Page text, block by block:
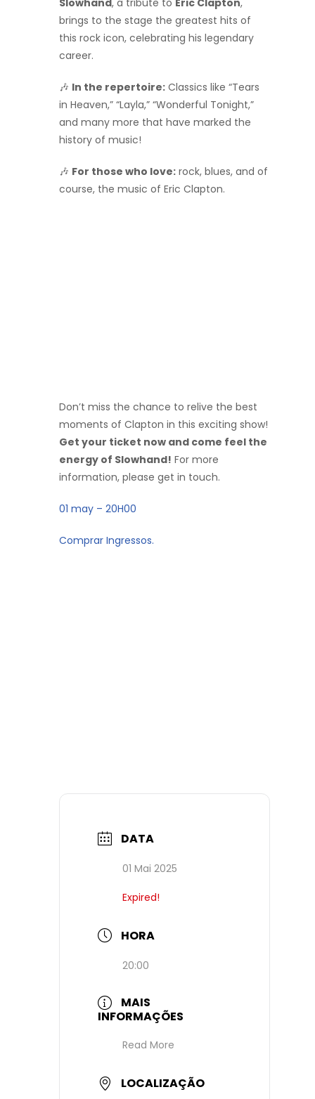
brings to the stage the greatest hits of
this rock icon, celebrating his legendary
career.
🎶 In the repertoire: Classics like “Tears
in Heaven,” “Layla,” “Wonderful Tonight,”
and many more that have marked the
history of music!
🎶 For those who love: rock, blues, and of
course, the music of Eric Clapton.
Don’t miss the chance to relive the best
moments of Clapton in this exciting show!
Get your ticket now and come feel the
energy of Slowhand! For more
information, please get in touch.
01 may – 20H00
Comprar Ingressos.
DATA
01 Mai 2025
Expired!
HORA
20:00
MAIS
INFORMAÇÕES
Read More
LOCALIZAÇÃO